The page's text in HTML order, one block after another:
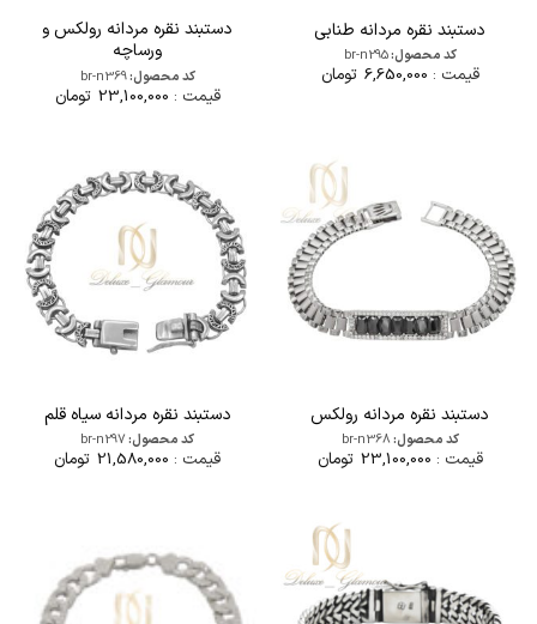
دستبند نقره مردانه طنابی
کد محصول:br-n295
قیمت : 6,650,000 تومان
دستبند نقره مردانه رولکس و
ورساچه
کد محصول:br-n369
قیمت : 23,100,000 تومان
دستبند نقره مردانه رولکس
کد محصول:br-n368
قیمت : 23,100,000 تومان
دستبند نقره مردانه سیاه قلم
کد محصول:br-n297
قیمت : 21,580,000 تومان